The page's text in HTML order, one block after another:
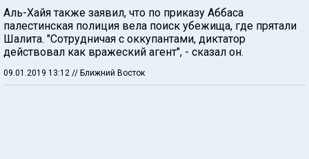
Аль-Хайя также заявил, что по приказу Аббаса
палестинская полиция вела поиск убежища, где прятали
Шалита. "Сотрудничая с оккупантами, диктатор
действовал как вражеский агент", - сказал он.
09.01.2019 13:12 // Ближний Восток